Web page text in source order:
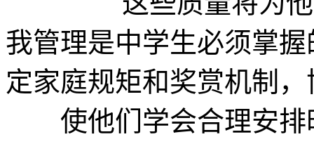
我管理是中学生必须掌
定家庭规矩和奖赏机
使他们学会合理安排